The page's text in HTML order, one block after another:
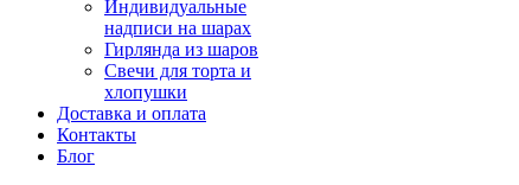
Индивидуальные
надписи на шарах
Гирлянда из шаров
Свечи для торта и
хлопушки
Доставка и оплата
Контакты
Блог